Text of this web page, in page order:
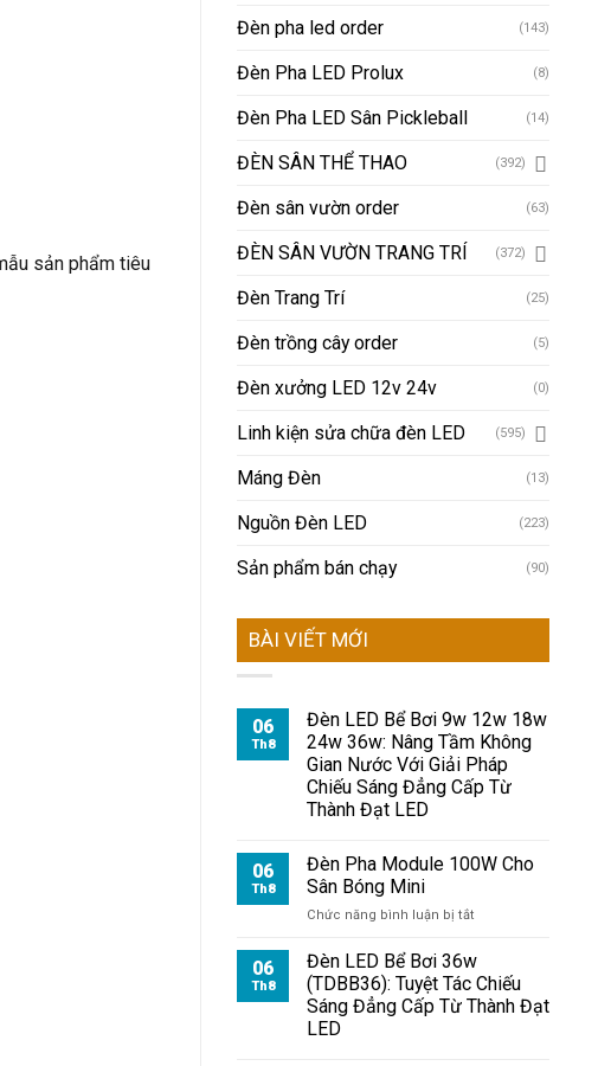
sản phẩm tiêu
Đèn pha led order (143)
Đèn Pha LED Prolux (8)
Đèn Pha LED Sân Pickleball (14)
ĐÈN SÂN THỂ THAO (392)
Đèn sân vườn order (63)
ĐÈN SÂN VƯỜN TRANG TRÍ (372)
Đèn Trang Trí (25)
Đèn trồng cây order (5)
Đèn xưởng LED 12v 24v (0)
Linh kiện sửa chữa đèn LED (595)
Máng Đèn (13)
Nguồn Đèn LED (223)
Sản phẩm bán chạy (90)
BÀI VIẾT MỚI
06
Th8
Đèn LED Bể Bơi 9w 12w 18w
24w 36w: Nâng Tầm Không
Gian Nước Với Giải Pháp
Chiếu Sáng Đẳng Cấp Từ
Thành Đạt LED
06
Th8
Đèn Pha Module 100W Cho
Sân Bóng Mini
Chức năng bình luận bị tắt
Pha
Module
100W
Cho
06
Th8
Đèn LED Bể Bơi 36w
(TDBB36): Tuyệt Tác Chiếu
Sáng Đẳng Cấp Từ Thành Đạt
LED